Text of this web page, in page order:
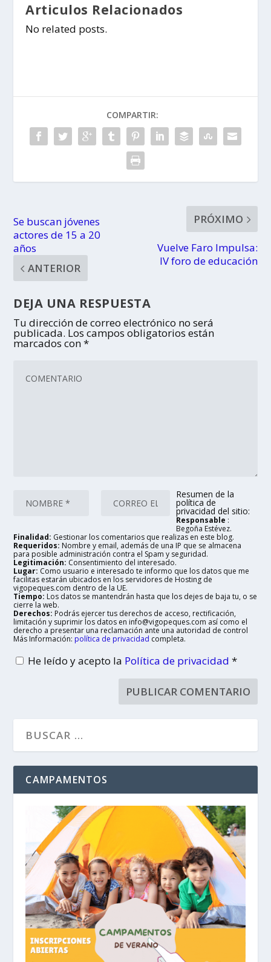
Articulos Relacionados
No related posts.
COMPARTIR:
Se buscan jóvenes
actores de 15 a 20
años
ANTERIOR
PRÓXIMO
Vuelve Faro Impulsa:
IV foro de educación
DEJA UNA RESPUESTA
Tu dirección de correo electrónico no será
publicada. Los campos obligatorios están
marcados con*
Resumen de la
política de
privacidad del sitio:
Responsable :
Begoña Estévez.
Finalidad: Gestionar los comentarios que realizas en este blog.
Requeridos: Nombre y email, además de una IP que se almacena
para posible administración contra el Spam y seguridad.
Legitimación: Consentimiento del interesado.
Lugar: Como usuario e interesado te informo que los datos que me
facilitas estarán ubicados en los servidores de Hosting de
vigopeques.com dentro de la UE.
Tiempo: Los datos se mantendrán hasta que los dejes de baja tu, o se
cierre la web.
Derechos: Podrás ejercer tus derechos de acceso, rectificación,
limitación y suprimir los datos en info@vigopeques.com así como el
derecho a presentar una reclamación ante una autoridad de control
Más Información: política de privacidad completa.
He leído y acepto la Política de privacidad*
CAMPAMENTOS